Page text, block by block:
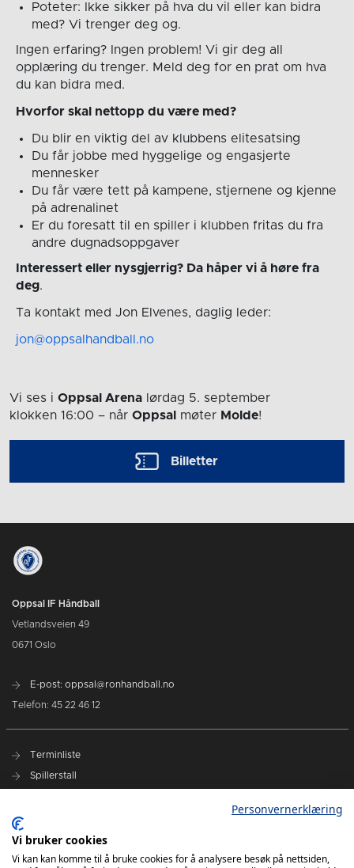
Poteter: Ikke sikker på hva du vil eller kan bidra
med? Vi trenger deg og.
Ingen erfaring? Ingen problem! Vi gir deg all
opplæring du trenger. Meld deg for en prat om hva
du kan bidra med.
Hvorfor skal nettopp du være med?
Du blir en viktig del av klubbens elitesatsing
Du får jobbe med hyggelige og engasjerte
mennesker
Du får være tett på kampene, stjernene og kjenne
på adrenalinet
Er du foresatt til en spiller i klubben fritas du fra
andre dugnadsoppgaver
Interessert eller nysgjerrig? Da håper vi å høre fra
deg.
Ta kontakt med Jon Elvenes, daglig leder:
jon@oppsalhandball.no
Vi ses i Oppsal Arena lørdag 5. september
klokken 16:00 – når Oppsal møter Molde!
Billetter
Oppsal IF Håndball
Vetlandsveien 49
0671 Oslo
E-post: oppsal@ronhandball.no
Telefon: 45 22 46 12
Terminliste
Spillerstall
Målklubben
Personvernerklæring
Vi bruker cookies
Vi kan kan komme til å bruke cookies for å analysere besøk på nettsiden,